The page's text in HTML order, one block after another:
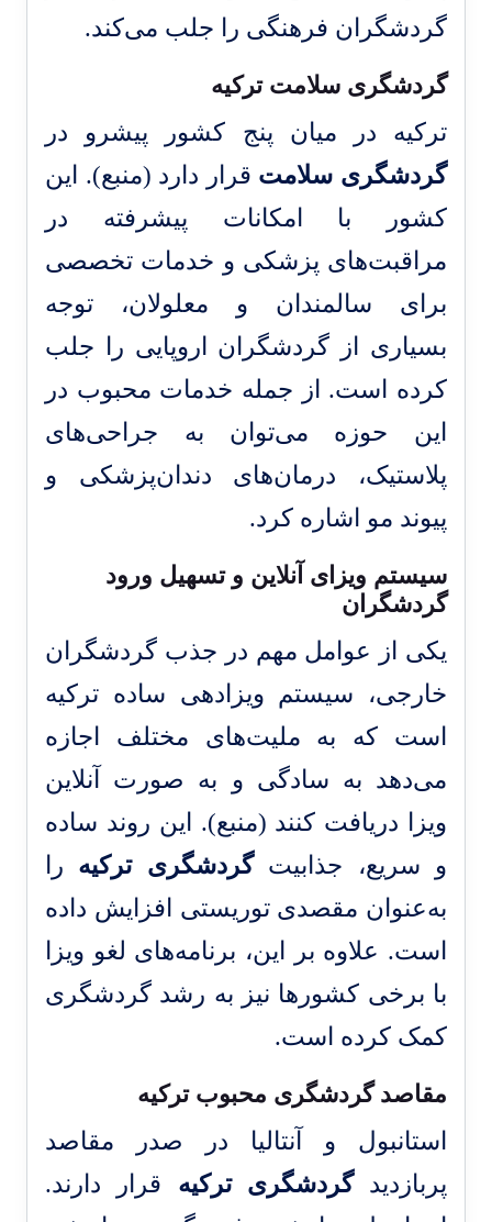
گردشگران فرهنگی را جلب می‌کند.
گردشگری سلامت ترکیه
ترکیه در میان پنج کشور پیشرو در
گردشگری سلامت قرار دارد (منبع). این
کشور با امکانات پیشرفته در
مراقبت‌های پزشکی و خدمات تخصصی
برای سالمندان و معلولان، توجه
بسیاری از گردشگران اروپایی را جلب
کرده است. از جمله خدمات محبوب در
این حوزه می‌توان به جراحی‌های
پلاستیک، درمان‌های دندان‌پزشکی و
پیوند مو اشاره کرد.
سیستم ویزای آنلاین و تسهیل ورود
گردشگران
یکی از عوامل مهم در جذب گردشگران
خارجی، سیستم ویزادهی ساده ترکیه
است که به ملیت‌های مختلف اجازه
می‌دهد به سادگی و به صورت آنلاین
ویزا دریافت کنند (منبع). این روند ساده
و سریع، جذابیتگردشگری ترکیه را
به‌عنوان مقصدی توریستی افزایش داده
است. علاوه بر این، برنامه‌های لغو ویزا
با برخی کشورها نیز به رشد گردشگری
کمک کرده است.
مقاصد گردشگری محبوب ترکیه
استانبول و آنتالیا در صدر مقاصد
پربازدیدگردشگری ترکیه قرار دارند.